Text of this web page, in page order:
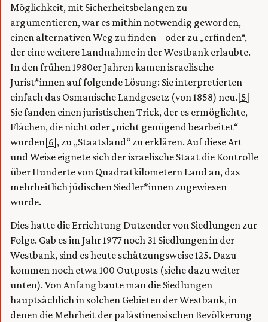
Möglichkeit, mit Sicherheitsbelangen zu
argumentieren, war es mithin notwendig geworden,
einen alternativen Weg zu finden – oder zu „erfinden“,
der eine weitere Landnahme in der Westbank erlaubte.
In den frühen 1980er Jahren kamen israelische
Jurist*innen auf folgende Lösung: Sie interpretierten
einfach das Osmanische Landgesetz (von 1858) neu.[5]
Sie fanden einen juristischen Trick, der es ermöglichte,
Flächen, die nicht oder „nicht genügend bearbeitet“
wurden[6], zu „Staatsland“ zu erklären. Auf diese Art
und Weise eignete sich der israelische Staat die Kontrolle
über Hunderte von Quadratkilometern Land an, das
mehrheitlich jüdischen Siedler*innen zugewiesen
wurde.
Dies hatte die Errichtung Dutzender von Siedlungen zur
Folge. Gab es im Jahr 1977 noch 31 Siedlungen in der
Westbank, sind es heute schätzungsweise 125. Dazu
kommen noch etwa 100 Outposts (siehe dazu weiter
unten). Von Anfang baute man die Siedlungen
hauptsächlich in solchen Gebieten der Westbank, in
denen die Mehrheit der palästinensischen Bevölkerung